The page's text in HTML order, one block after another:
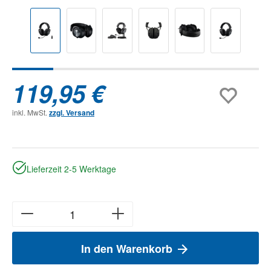
119,95 €
inkl. MwSt. zzgl. Versand
Lieferzeit 2-5 Werktage
In den Warenkorb